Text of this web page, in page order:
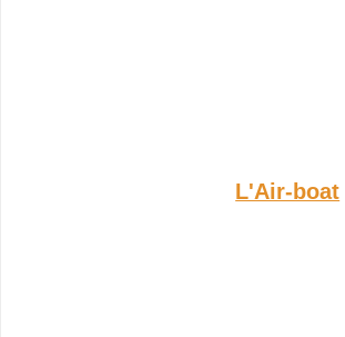
L'Air-boat